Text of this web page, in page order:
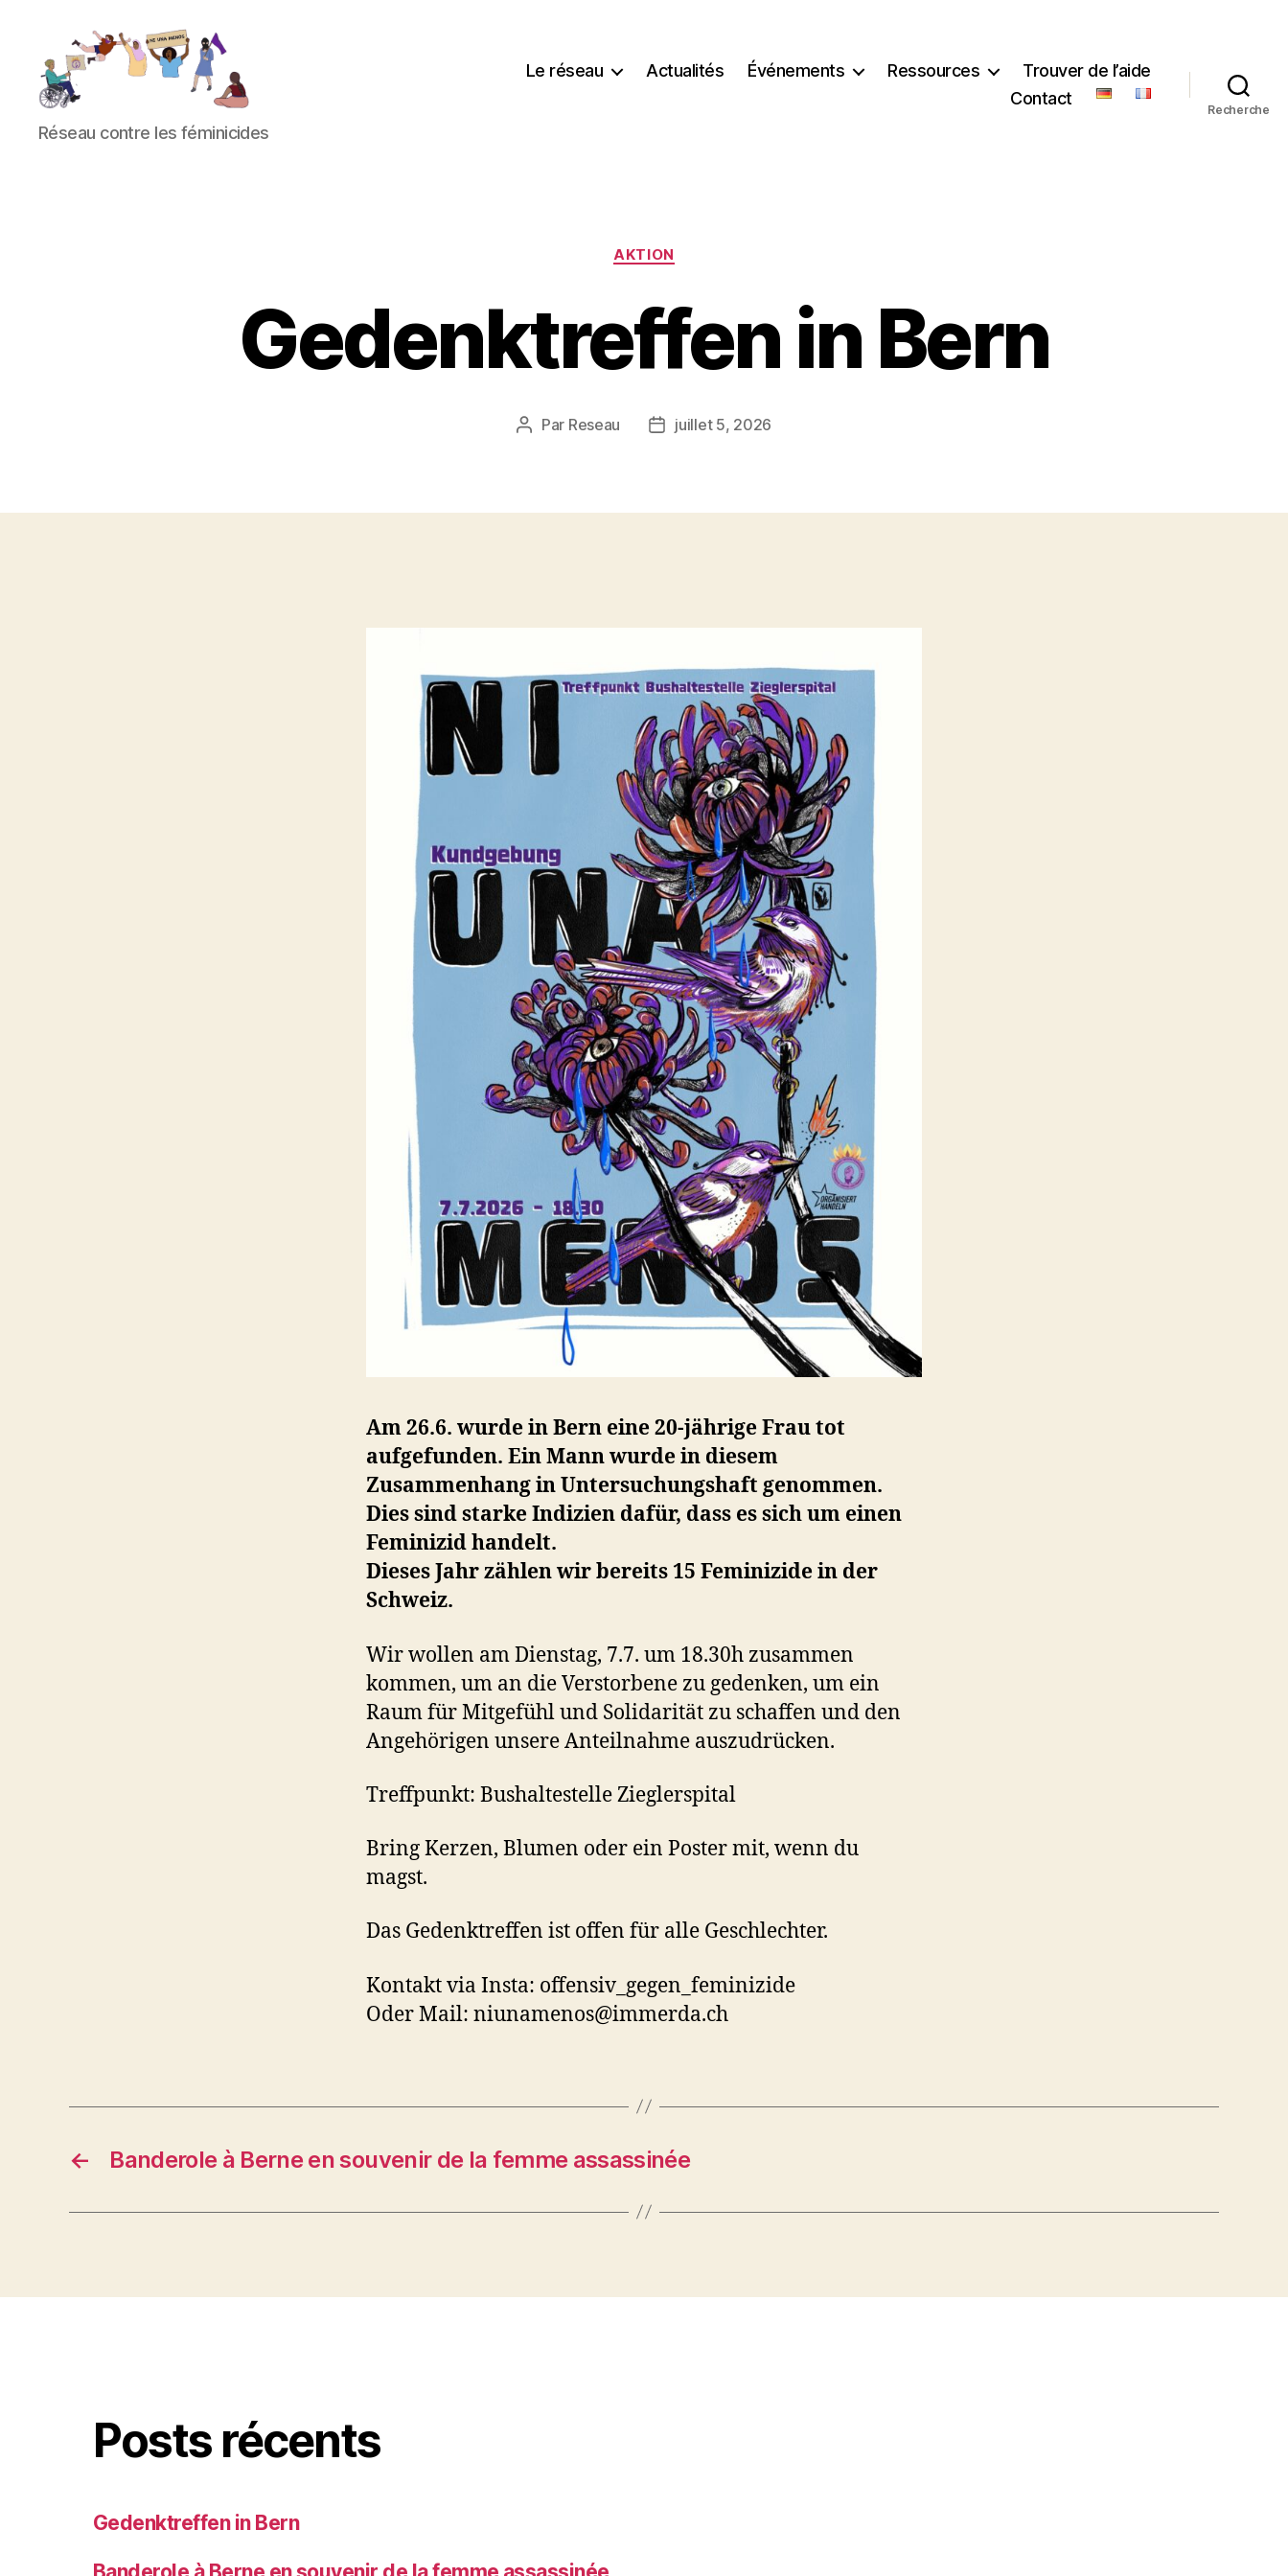
Réseau
contre
Réseau contre les féminicides
Le réseau Actualités Événements Ressources
Trouver de l’aide
Contact
Recherche
Catégories
AKTION
Gedenktreffen in Bern
Auteur
Par Reseau
Datejuillet 5, 2026
Am 26.6. wurde in Bern eine 20-jährige Frau tot
aufgefunden. Ein Mann wurde in diesem
Zusammenhang in Untersuchungshaft genommen.
Dies sind starke Indizien dafür, dass es sich um einen
Feminizid handelt.
Dieses Jahr zählen wir bereits 15 Feminizide in der
Schweiz.
Wir wollen am Dienstag, 7.7. um 18.30h zusammen
kommen, um an die Verstorbene zu gedenken, um ein
Raum für Mitgefühl und Solidarität zu schaffen und den
Angehörigen unsere Anteilnahme auszudrücken.
Treffpunkt: Bushaltestelle Zieglerspital
Bring Kerzen, Blumen oder ein Poster mit, wenn du
magst.
Das Gedenktreffen ist offen für alle Geschlechter.
Kontakt via Insta: offensiv_gegen_feminizide
Oder Mail: niunamenos@immerda.ch
← Banderole à Berne en souvenir de la femme assassinée
Posts récents
Gedenktreffen in Bern